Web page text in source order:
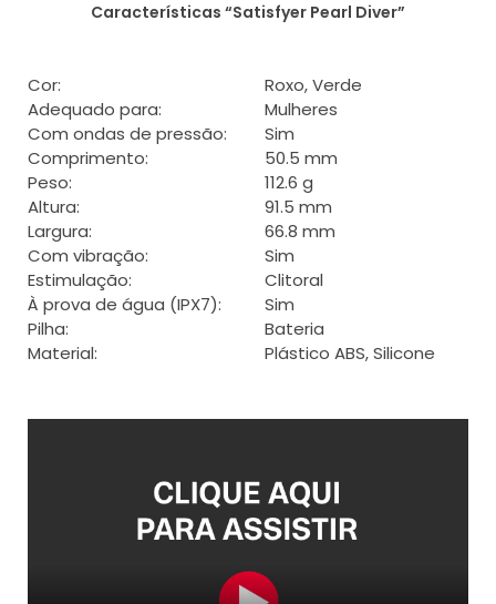
Características “Satisfyer Pearl Diver”
Cor:
Roxo, Verde
Adequado para:
Mulheres
Com ondas de pressão:
Sim
Comprimento:
50.5 mm
Peso:
112.6 g
Altura:
91.5 mm
Largura:
66.8 mm
Com vibração:
Sim
Estimulação:
Clitoral
À prova de água (IPX7):
Sim
Pilha:
Bateria
Material:
Plástico ABS, Silicone